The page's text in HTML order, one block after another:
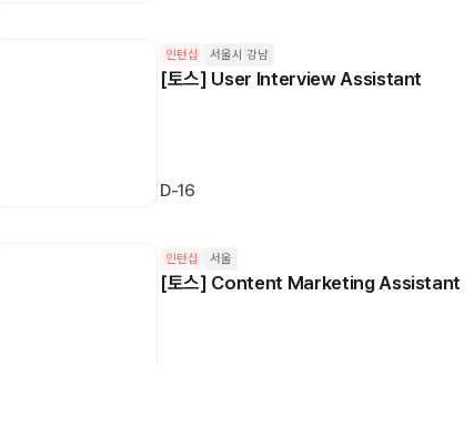
인턴십 서울시 강남
[토스] User Interview Assistant
D-16
인턴십 서울
[토스] Content Marketing Assistant